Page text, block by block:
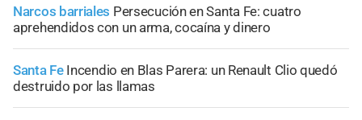
Narcos barriales Persecución en Santa Fe: cuatro
aprehendidos con un arma, cocaína y dinero
Santa Fe Incendio en Blas Parera: un Renault Clio quedó
destruido por las llamas